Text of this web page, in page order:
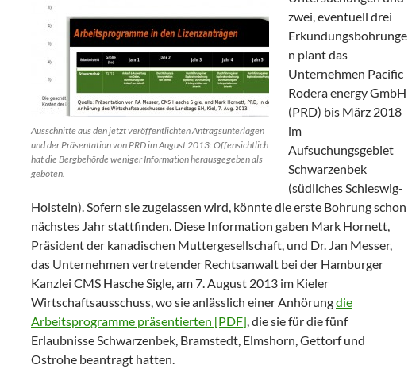
Ausschnitte aus den jetzt veröffentlichten Antragsunterlagen
und der Präsentation von PRD im August 2013: Offensichtlich
hat die Bergbehörde weniger Information herausgegeben als
geboten.
zwei, eventuell drei
Erkundungsbohrunge
n plant das
Unternehmen Pacific
Rodera energy GmbH
(PRD) bis März 2018
im
Aufsuchungsgebiet
Schwarzenbek
(südliches Schleswig-
Holstein). Sofern sie zugelassen wird, könnte die erste Bohrung schon
nächstes Jahr stattfinden. Diese Information gaben Mark Hornett,
Präsident der kanadischen Muttergesellschaft, und Dr. Jan Messer,
das Unternehmen vertretender Rechtsanwalt bei der Hamburger
Kanzlei CMS Hasche Sigle, am 7. August 2013 im Kieler
Wirtschaftsausschuss, wo sie anlässlich einer Anhörungdie
Arbeitsprogramme präsentierten [PDF], die sie für die fünf
Erlaubnisse Schwarzenbek, Bramstedt, Elmshorn, Gettorf und
Ostrohe beantragt hatten.